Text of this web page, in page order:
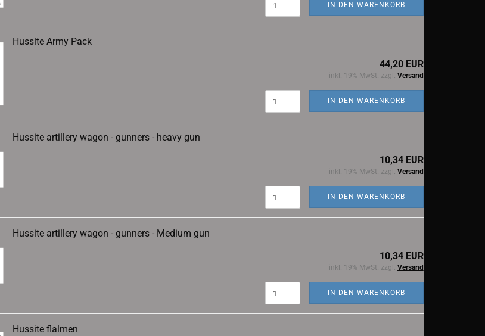
IN DEN WARENKORB
Hussite Army Pack
44,20 EUR
inkl. 19% MwSt. zzgl. Versand
IN DEN WARENKORB
Hussite artillery wagon - gunners - heavy gun
10,34 EUR
inkl. 19% MwSt. zzgl. Versand
IN DEN WARENKORB
Hussite artillery wagon - gunners - Medium gun
10,34 EUR
inkl. 19% MwSt. zzgl. Versand
IN DEN WARENKORB
Hussite flalmen